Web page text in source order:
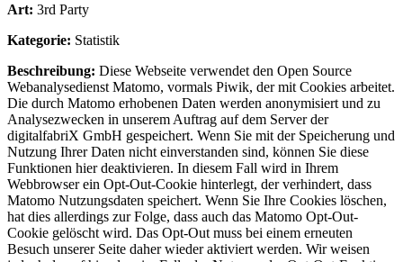
Art: 3rd Party
Kategorie: Statistik
Beschreibung: Diese Webseite verwendet den Open Source
Webanalysedienst Matomo, vormals Piwik, der mit Cookies arbeitet.
Die durch Matomo erhobenen Daten werden anonymisiert und zu
Analysezwecken in unserem Auftrag auf dem Server der
digitalfabriX GmbH gespeichert. Wenn Sie mit der Speicherung und
Nutzung Ihrer Daten nicht einverstanden sind, können Sie diese
Funktionen hier deaktivieren. In diesem Fall wird in Ihrem
Webbrowser ein Opt-Out-Cookie hinterlegt, der verhindert, dass
Matomo Nutzungsdaten speichert. Wenn Sie Ihre Cookies löschen,
hat dies allerdings zur Folge, dass auch das Matomo Opt-Out-
Cookie gelöscht wird. Das Opt-Out muss bei einem erneuten
Besuch unserer Seite daher wieder aktiviert werden. Wir weisen